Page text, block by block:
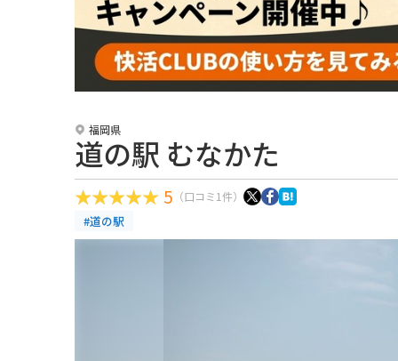
福岡県
道の駅 むなかた
5 （口コミ1件）
#道の駅